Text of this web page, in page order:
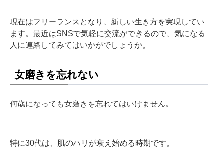
現在はフリーランスとなり、新しい生き方を実現してい
ます。最近はSNSで気軽に交流ができるので、気になる
人に連絡してみてはいかがでしょうか。
女磨きを忘れない
何歳になっても女磨きを忘れてはいけません。
特に30代は、肌のハリが衰え始める時期です。